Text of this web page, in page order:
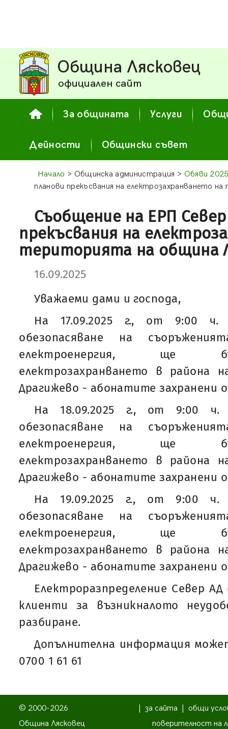
Община Лясковец
официален сайт
За общината Услуги
Дейности Общински съвет
Начало > Общинска администрация > Обяви
планови прекъсвания на електрозахранването
Съобщение на ЕРП
прекъсвания на
територията на община
16.09.2025
Уважаеми дами и господа,
На 17.09.2025 г., от 9:00
обезопасяване на
електроенергия, ще
електрозахранването в района
Драгижево - абонатите захранени
На 18.09.2025 г., от 9:00
обезопасяване на
електроенергия, ще
електрозахранването в района
Драгижево - абонатите захранени
На 19.09.2025 г., от 9:00
обезопасяване на
електроенергия, ще
електрозахранването в района
Драгижево - абонатите захранени
Електроразпределение Север
клиенти за възникналото
разбиране.
Допълнителна информация
0700 1 61 61
© 2000-2026
Община Лясковец
за сайта
общи
поверителност на